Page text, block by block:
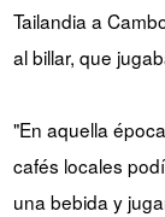
Tailandia a
al billar, que
"En aquella
cafés locales
una bebida y